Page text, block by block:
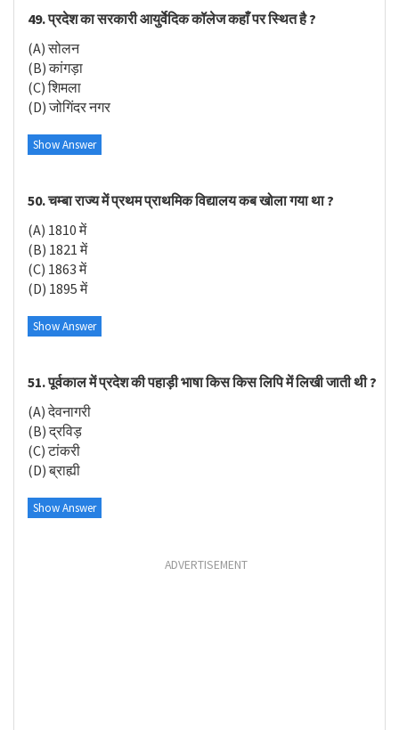
49. प्रदेश का सरकारी आयुर्वेदिक कॉलेज कहाँ पर स्थित है ?
(A) सोलन
(B) कांगड़ा
(C) शिमला
(D) जोगिंदर नगर
Show Answer
50. चम्बा राज्य में प्रथम प्राथमिक विद्यालय कब खोला गया था ?
(A) 1810 में
(B) 1821 में
(C) 1863 में
(D) 1895 में
Show Answer
51. पूर्वकाल में प्रदेश की पहाड़ी भाषा किस किस लिपि में लिखी जाती थी ?
(A) देवनागरी
(B) द्रविड़
(C) टांकरी
(D) ब्राह्यी
Show Answer
ADVERTISEMENT